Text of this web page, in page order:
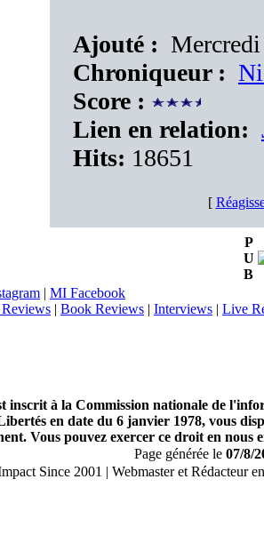
Ajouté :
Chroniqueur :
Score :
Lien en relation:
Hits: 18651
[
P
U
B
| MI Facebook
| Book Reviews | Interviews | Live
inscrit à la Commission nationale de
en date du 6 janvier 1978, vous
Vous pouvez exercer ce droit en
Page générée le 07/8/
Since 2001 | Webmaster et Rédacteur